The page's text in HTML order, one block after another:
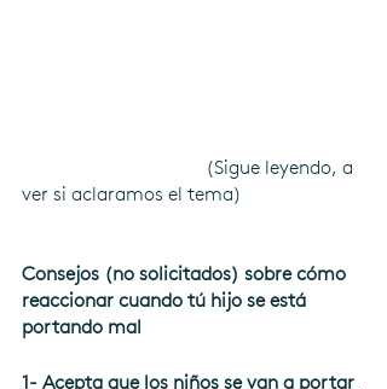
ver si aclaramos el tema)
Consejos (no solicitados) sobre cómo
reaccionar cuando tú hijo se está
portando mal
1- Acepta que los niños se van a portar